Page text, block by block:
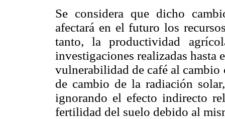
Se considera que dicho
afectará en el futuro los
tanto, la productividad
investigaciones realizadas hasta
vulnerabilidad de café al
de cambio de la radiación
ignorando el efecto indirecto
fertilidad del suelo debido al